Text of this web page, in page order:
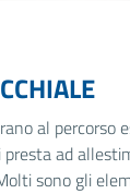
al percorso
presta ad
sono gli